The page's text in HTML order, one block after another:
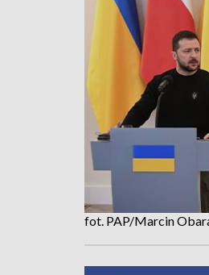
fot. PAP/Marcin